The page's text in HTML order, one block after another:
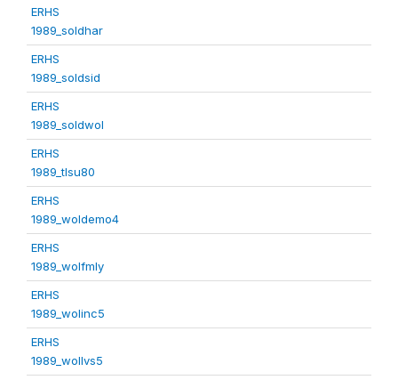
ERHS
1989_soldhar
ERHS
1989_soldsid
ERHS
1989_soldwol
ERHS
1989_tlsu80
ERHS
1989_woldemo4
ERHS
1989_wolfmly
ERHS
1989_wolinc5
ERHS
1989_wollvs5